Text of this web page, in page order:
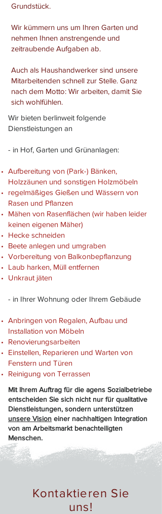
Grundstück.
Wir kümmern uns um Ihren Garten und
nehmen Ihnen anstrengende und
zeitraubende Aufgaben ab.
Auch als Haushandwerker sind unsere
Mitarbeitenden schnell zur Stelle. Ganz
nach dem Motto: Wir arbeiten, damit Sie
sich wohlfühlen.
Wir bieten berlinweit folgende
Dienstleistungen an
- in Hof, Garten und Grünanlagen:
Aufbereitung von (Park-) Bänken,
Holzzäunen und sonstigen Holzmöbeln
regelmäßiges Gießen und Wässern von
Rasen und Pflanzen
Mähen von Rasenflächen (wir haben leider
keinen eigenen Mäher)
Hecke schneiden
Beete anlegen und umgraben
Vorbereitung von Balkonbepflanzung
Laub harken, Müll entfernen
Unkraut jäten
- in Ihrer Wohnung oder Ihrem Gebäude​
Anbringen von Regalen, Aufbau und
Installation von Möbeln
Renovierungsarbeiten
Einstellen, Reparieren und Warten von
Fenstern und Türen
Reinigung von Terrassen
Mit Ihrem Auftrag für die agens Sozialbetriebe
entscheiden Sie sich nicht nur für qualitative
Dienstleistungen, sondern unterstützen
unsere Vision einer nachhaltigen Integration
von am Arbeitsmarkt benachteiligten
Menschen.
Unser Gebäude- und Grünflächenservice richtet
Kontaktieren Sie
uns!